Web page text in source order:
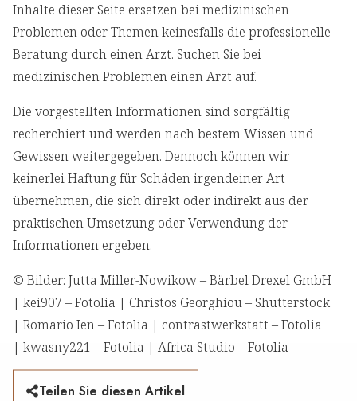
Inhalte dieser Seite ersetzen bei medizinischen
Problemen oder Themen keinesfalls die professionelle
Beratung durch einen Arzt. Suchen Sie bei
medizinischen Problemen einen Arzt auf.
Die vorgestellten Informationen sind sorgfältig
recherchiert und werden nach bestem Wissen und
Gewissen weitergegeben. Dennoch können wir
keinerlei Haftung für Schäden irgendeiner Art
übernehmen, die sich direkt oder indirekt aus der
praktischen Umsetzung oder Verwendung der
Informationen ergeben.
© Bilder: Jutta Miller-Nowikow – Bärbel Drexel GmbH
| kei907 – Fotolia | Christos Georghiou – Shutterstock
| Romario Ien – Fotolia | contrastwerkstatt – Fotolia
| kwasny221 – Fotolia | Africa Studio – Fotolia
Teilen Sie diesen Artikel